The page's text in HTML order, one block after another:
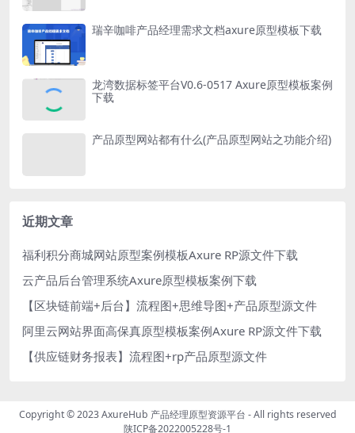
瑞辛咖啡产品经理需求文档axure原型模板下载
龙湾数据标签平台V0.6-0517 Axure原型模板案例
下载
产品原型网站都有什么(产品原型网站之功能介绍)
近期文章
福利积分商城网站原型案例模板Axure RP源文件下载
云产品后台管理系统Axure原型模板案例下载
【区块链前端+后台】流程图+思维导图+产品原型源文件
阿里云网站界面高保真原型模板案例Axure RP源文件下载
【供应链财务报表】流程图+rp产品原型源文件
Copyright © 2023AxureHub 产品经理原型资源平台 - All rights reserved
陕ICP备2022005228号-1